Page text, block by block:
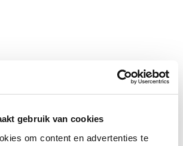
gebruik van cookies
om content en advertenties te